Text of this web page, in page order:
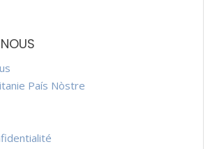
País Nòstre